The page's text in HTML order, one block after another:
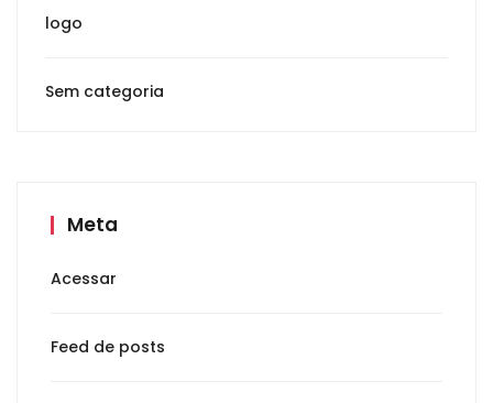
logo
Sem categoria
Meta
Acessar
Feed de posts